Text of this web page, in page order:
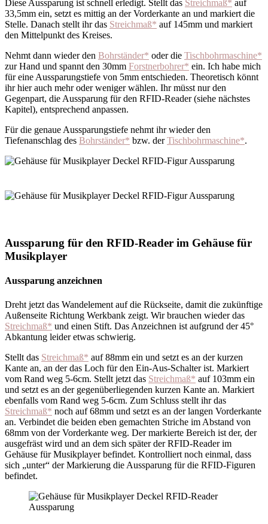
Diese Aussparung ist schnell erledigt. Stellt das Streichmaß* auf
33,5mm ein, setzt es mittig an der Vorderkante an und markiert die
Stelle. Danach stellt ihr das Streichmaß* auf 145mm und markiert
den Mittelpunkt des Kreises.
Nehmt dann wieder den Bohrständer* oder die Tischbohrmaschine*
zur Hand und spannt den 30mm Forstnerbohrer* ein. Ich habe mich
für eine Aussparungstiefe von 5mm entschieden. Theoretisch könnt
ihr hier auch mehr oder weniger wählen. Ihr müsst nur den
Gegenpart, die Aussparung für den RFID-Reader (siehe nächstes
Kapitel), entsprechend anpassen.
Für die genaue Aussparungstiefe nehmt ihr wieder den
Tiefenanschlag des Bohrständer* bzw. derTischbohrmaschine*.
Aussparung für den RFID-Reader im Gehäuse für
Musikplayer
Aussparung anzeichnen
Dreht jetzt das Wandelement auf die Rückseite, damit die zukünftige
Außenseite Richtung Werkbank zeigt. Wir brauchen wieder das
Streichmaß* und einen Stift. Das Anzeichnen ist aufgrund der 45°
Abkantung leider etwas schwierig.
Stellt das Streichmaß* auf 88mm ein und setzt es an der kurzen
Kante an, an der das Loch für den Ein-Aus-Schalter ist. Markiert
vom Rand weg 5-6cm. Stellt jetzt das Streichmaß* auf 103mm ein
und setzt es an der gegenüberliegenden kurzen Kante an. Markiert
ebenfalls vom Rand weg 5-6cm. Zum Schluss stellt ihr das
Streichmaß* noch auf 68mm und setzt es an der langen Vorderkante
an. Verbindet die beiden eben gemachten Striche im Abstand von
68mm von der Vorderkante weg. Der markierte Bereich ist der, der
ausgefräst wird und an dem sich später der RFID-Reader im
Gehäuse für Musikplayer befindet. Kontrolliert noch einmal, dass
sich „unter“ der Markierung die Aussparung für die RFID-Figuren
befindet.